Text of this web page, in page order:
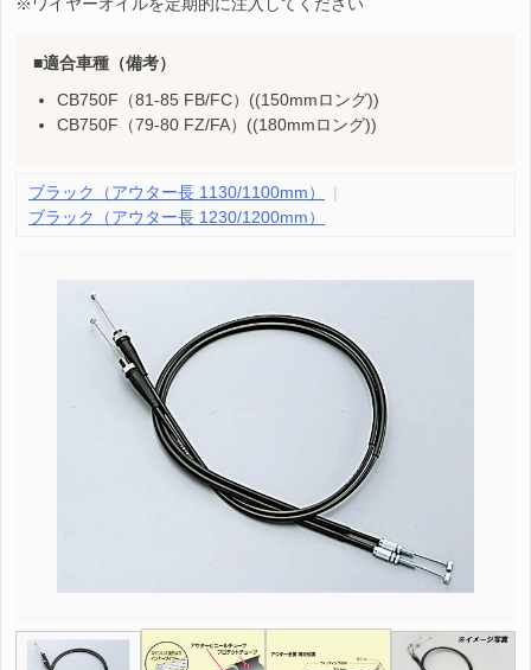
適合車種（備考）
CB750F（81-85 FB/FC）((150mmロング))
CB750F（79-80 FZ/FA）((180mmロング))
ブラック（アウター長 1130/1100mm）
ブラック（アウター長 1230/1200mm）